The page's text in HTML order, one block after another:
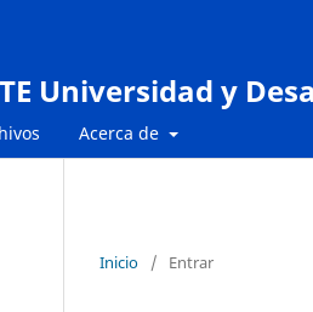
Universidad y
Acerca de
Inicio / Entrar